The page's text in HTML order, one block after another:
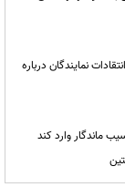
نمایندگان درباره
ماندگار وارد کند